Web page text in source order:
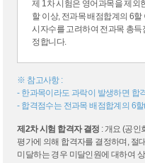
제 1차 시험은 영어과목을 제외
할 이상, 전과목 배점합계의 6
시자수를 고려하여 전과목 총
정합니다.
※ 참고사항 :
- 한과목이라도 과락이 발생하면 합
- 합격점수는 전과목 배점합계의 6
제2차 시험 합격자 결정 : 개요 (공인
평가에 의해 합격자를 결정하며, 절
미달하는 경우 미달인원에 대하여